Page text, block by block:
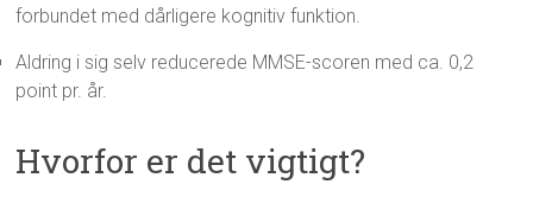
forbundet med dårligere kognitiv funktion​.
Aldring i sig selv reducerede MMSE-scoren med ca. 0,2
point pr. år.
Hvorfor er det vigtigt?